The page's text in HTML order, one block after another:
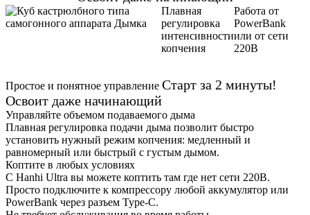
Плавная
регулировка
интенсивности
копчения
Работа от
PowerBank
или от сети
220В
Простое и понятное управление Старт за 2 минуты!
Освоит даже начинающий
Управляйте объемом подаваемого дыма
Плавная регулировка подачи дыма позволит быстро
установить нужный режим копчения: медленный и
равномерный или быстрый с густым дымом.
Коптите в любых условиях
С Hanhi Ultra вы можете коптить там где нет сети 220В.
Просто подключите к компрессору любой аккумулятор или
PowerBank через разъем Type-C.